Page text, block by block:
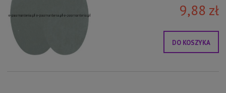
9,88 zł
DO KOSZYKA